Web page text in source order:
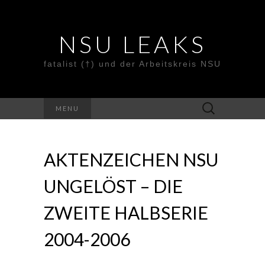
NSU LEAKS
fatalist (†) und der Arbeitskreis NSU
MENU
Suche
nach:
AKTENZEICHEN NSU
UNGELÖST – DIE
ZWEITE HALBSERIE
2004-2006